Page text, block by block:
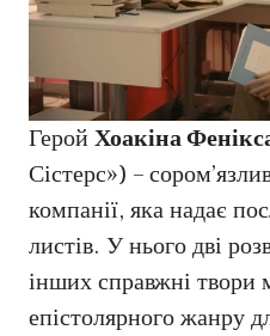
ГеройХоакіна
Сістерс») –
компанії, яка надає
листів. У нього дві
інших справжні твори
епістолярного жанру